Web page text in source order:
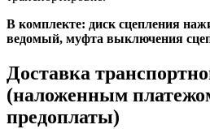
В комплекте: диск сцепления
ведомый, муфта выключения
Доставка
(наложенным
предоплаты)